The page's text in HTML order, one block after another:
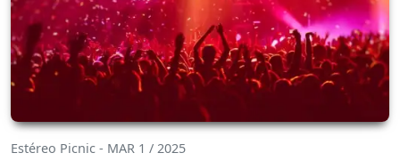
Estéreo Picnic - MAR 1 / 2025